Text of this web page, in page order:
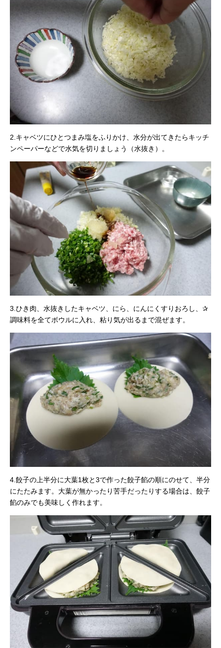
2.キャベツにひとつまみ塩をふりかけ、水分が出てきたらキッチ
ンペーパーなどで水気を切りましょう（水抜き）。
3.ひき肉、水抜きしたキャベツ、にら、にんにくすりおろし、✰
調味料を全てボウルに入れ、粘り気が出るまで混ぜます。
4.餃子の上半分に大葉1枚と3で作った餃子餡の順にのせて、半分
にたたみます。大葉が無かったり苦手だったりする場合は、餃子
餡のみでも美味しく作れます。